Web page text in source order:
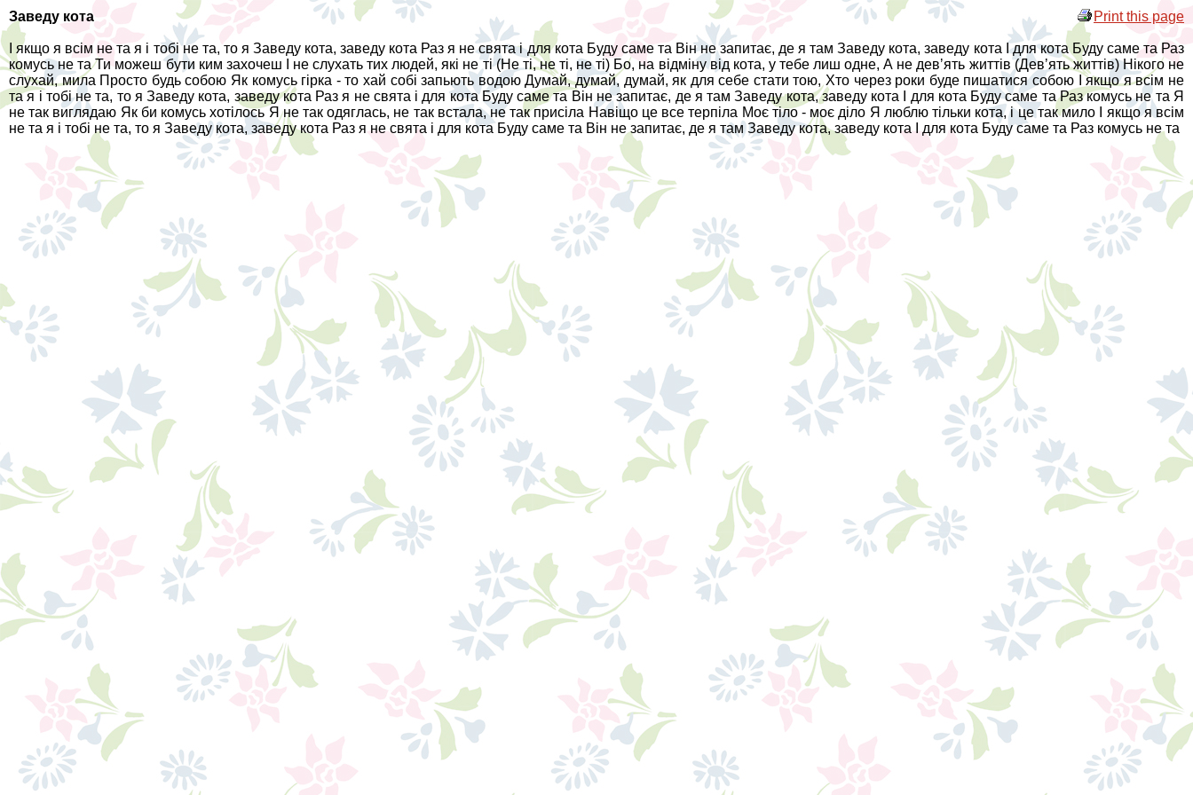
Print this page
Заведу кота
І якщо я всім не та я і тобі не та, то я Заведу кота, заведу кота Раз я не свята і для кота Буду саме та Він не запитає, де я там Заведу кота, заведу кота І для кота Буду саме та Раз
комусь не та Ти можеш бути ким захочеш І не слухать тих людей, які не ті (Не ті, не ті, не ті) Бо, на відміну від кота, у тебе лиш одне, А не девʼять життів (Девʼять життів) Нікого не
слухай, мила Просто будь собою Як комусь гірка - то хай собі запьють водою Думай, думай, думай, як для себе стати тою, Хто через роки буде пишатися собою І якщо я всім не
та я і тобі не та, то я Заведу кота, заведу кота Раз я не свята і для кота Буду саме та Він не запитає, де я там Заведу кота, заведу кота І для кота Буду саме та Раз комусь не та Я
не так виглядаю Як би комусь хотілось Я не так одяглась, не так встала, не так присіла Навіщо це все терпіла Моє тіло - моє діло Я люблю тільки кота, і це так мило І якщо я всім
не та я і тобі не та, то я Заведу кота, заведу кота Раз я не свята і для кота Буду саме та Він не запитає, де я там Заведу кота, заведу кота І для кота Буду саме та Раз комусь не та